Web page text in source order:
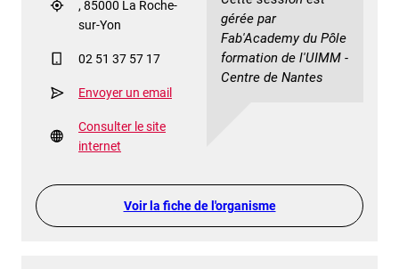
, 85000 La Roche-
sur-Yon
02 51 37 57 17
Envoyer un email
Consulter le site
internet
gérée par
Fab'Academy du Pôle
formation de l'UIMM -
Centre de Nantes
Voir la fiche de l'organisme